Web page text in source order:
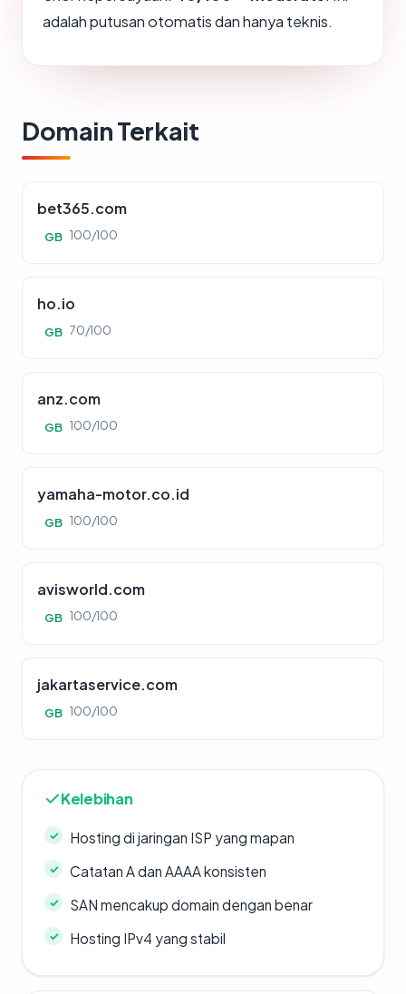
adalah putusan otomatis dan hanya teknis.
Domain Terkait
bet365.com
GB 100/100
ho.io
GB 70/100
anz.com
GB 100/100
yamaha-motor.co.id
GB 100/100
avisworld.com
GB 100/100
jakartaservice.com
GB 100/100
Kelebihan
Hosting di jaringan ISP yang mapan
Catatan A dan AAAA konsisten
SAN mencakup domain dengan benar
Hosting IPv4 yang stabil